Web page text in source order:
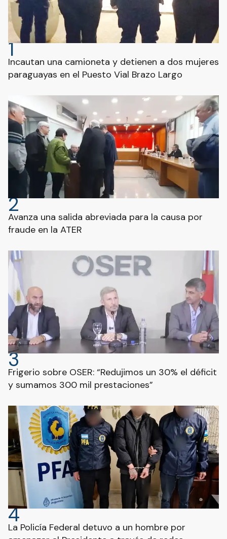
1
Incautan una camioneta y detienen a dos mujeres
paraguayas en el Puesto Vial Brazo Largo
2
Avanza una salida abreviada para la causa por
fraude en la ATER
3
Frigerio sobre OSER: “Redujimos un 30% el déficit
y sumamos 300 mil prestaciones”
4
La Policía Federal detuvo a un hombre por